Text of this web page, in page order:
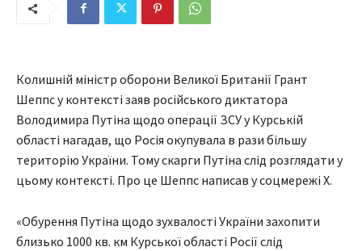
Колишній міністр оборони Великої Британії Грант
Шеппс у контексті заяв російського диктатора
Володимира Путіна щодо операції ЗСУ у Курській
області нагадав, що Росія окупувала в рази більшу
територію України. Тому скарги Путіна слід розглядати у
цьому контексті. Про це Шеппс написав у соцмережі Х.
«Обурення Путіна щодо зухвалості України захопити
близько 1000 кв. км Курської області Росії слід